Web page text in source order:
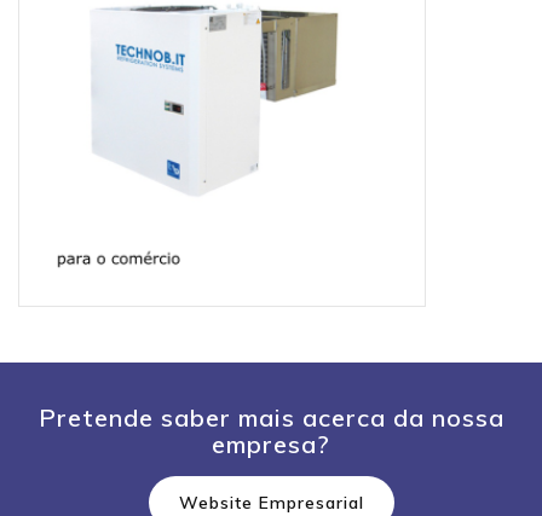
Pretende saber mais acerca da nossa
empresa?
Website Empresarial